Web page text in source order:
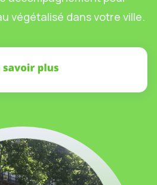
végétalisé dans votre ville.